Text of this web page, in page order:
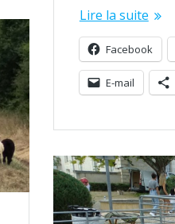
Lire la suite
Facebook
E-mail